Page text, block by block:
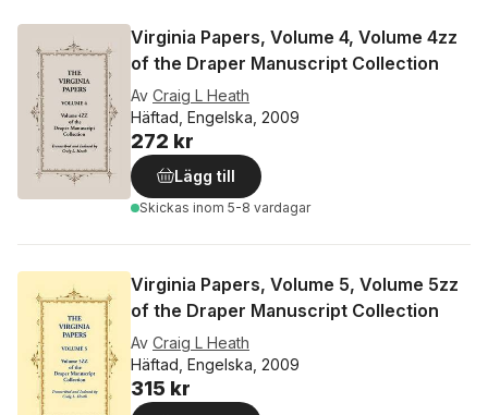
Virginia Papers, Volume 4, Volume 4zz
of the Draper Manuscript Collection
Av Craig L Heath
Häftad, Engelska, 2009
272 kr
Lägg till
Skickas inom 5-8 vardagar
Virginia Papers, Volume 5, Volume 5zz
of the Draper Manuscript Collection
Av Craig L Heath
Häftad, Engelska, 2009
315 kr